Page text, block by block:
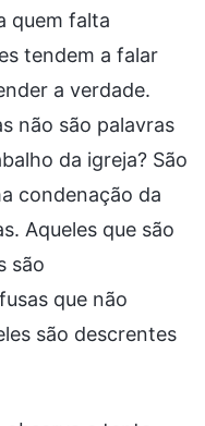
quem falta
tendem a falar
a verdade.
não são palavras
da igreja? São
condenação da
Aqueles que são
são
que não
são descrentes